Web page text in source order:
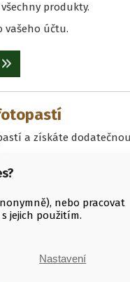
nebo pracovat
jejich použitím.
Nastavení
produkty.
vašeho účtu.
a získáte dodatečnou
další?
zákazník dostanete